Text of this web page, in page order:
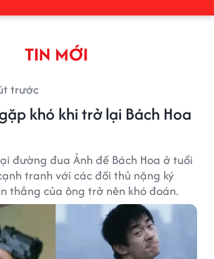
TIN MỚI
trước
khó khi trở lại Bách Hoa
đường đua Ảnh đế Bách Hoa ở tuổi
tranh với các đối thủ nặng ký
thắng của ông trở nên khó đoán.